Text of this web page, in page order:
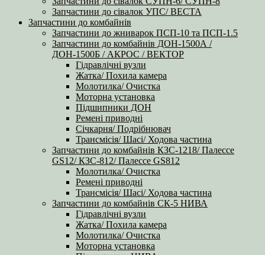
Запчастини до сівалок УПС/ ВЕСТА
Запчастини до комбайнів
Запчастини до жниварок ПСП-10 та ПСП-1.5
Запчастини до комбайнів ДОН-1500А /
ДОН-1500Б / АКРОС / ВЕКТОР
Гідравлічні вузли
Жатка/ Похила камера
Молотилка/ Очистка
Моторна установка
Підшипники ДОН
Ремені приводні
Січкарня/ Подрібнювач
Трансмісія/ Шасі/ Ходова частина
Запчастини до комбайнів КЗС-1218/ Палессе
GS12/ КЗС-812/ Палессе GS812
Молотилка/ Очистка
Ремені приводні
Трансмісія/ Шасі/ Ходова частина
Запчастини до комбайнів СК-5 НИВА
Гідравлічні вузли
Жатка/ Похила камера
Молотилка/ Очистка
Моторна установка